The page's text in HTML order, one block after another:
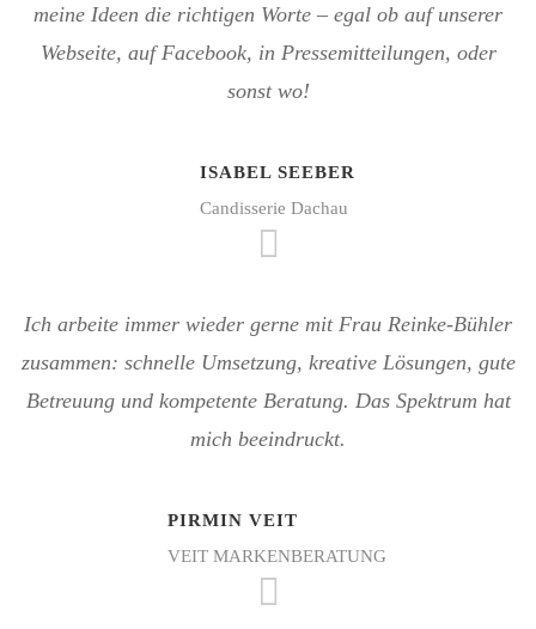
meine Ideen die richtigen Worte – egal ob auf unserer
Webseite, auf Facebook, in Pressemitteilungen, oder
sonst wo!
ISABEL SEEBER
Candisserie Dachau
Ich arbeite immer wieder gerne mit Frau Reinke-Bühler
zusammen: schnelle Umsetzung, kreative Lösungen, gute
Betreuung und kompetente Beratung. Das Spektrum hat
mich beeindruckt.
PIRMIN VEIT
VEIT MARKENBERATUNG